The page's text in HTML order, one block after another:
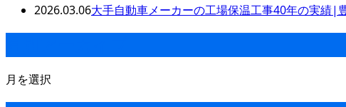
2026.03.06大手自動車メーカーの工場保温工事40年の実績|
月を選択